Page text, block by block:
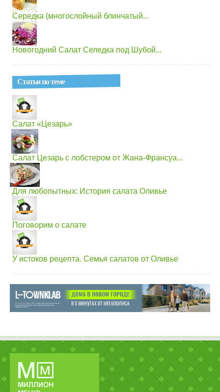
Середка (многослойный блинчатый...
Новогодний Салат Селедка под Шубой...
Статьи по теме
Салат «Цезарь»
Салат Цезарь с лобстером от Жана-Франсуа...
Для любопытных: История салата Оливье
Поговорим о салате
У истоков рецепта. Семья салатов от Оливье